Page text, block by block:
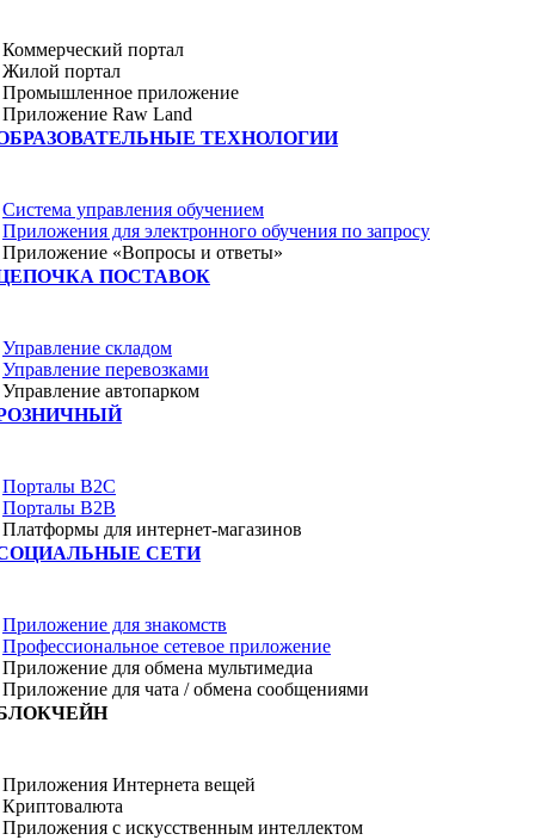
Коммерческий портал
Жилой портал
Промышленное приложение
Приложение Raw Land
ТЕХНОЛОГИИ
Система управления обучением
Приложения для электронного обучения по запросу
Приложение «Вопросы и ответы»
ПОСТАВОК
Управление складом
Управление перевозками
Управление автопарком
Порталы B2C
Порталы B2B
Платформы для интернет-магазинов
СЕТИ
Приложение для знакомств
Профессиональное сетевое приложение
Приложение для обмена мультимедиа
Приложение для чата / обмена сообщениями
Приложения Интернета вещей
Криптовалюта
Приложения с искусственным интеллектом